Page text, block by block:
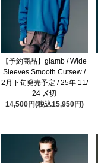
【予約商品】glamb / Wide
Sleeves Smooth Cutsew /
2月下旬発売予定 / 25年 11/
24 〆切
14,500円(税込15,950円)